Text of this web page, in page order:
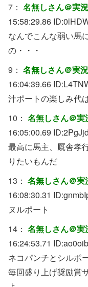
7： 名無しさん＠実
15:58:29.86 ID:
なんでこんな弱い馬
の・・・
9： 名無しさん＠実
16:04:39.66 ID:
汁ポートの楽しみ代
10： 名無しさん＠
16:05:00.69 ID:
最高に馬主、厩舎孝
りたいもんだ
13： 名無しさん＠
16:08:30.31 ID:
ヌルポート
14： 名無しさん＠
16:24:53.71 ID:
ネコパンチとシルポ
毎回盛り上げ奨励賞